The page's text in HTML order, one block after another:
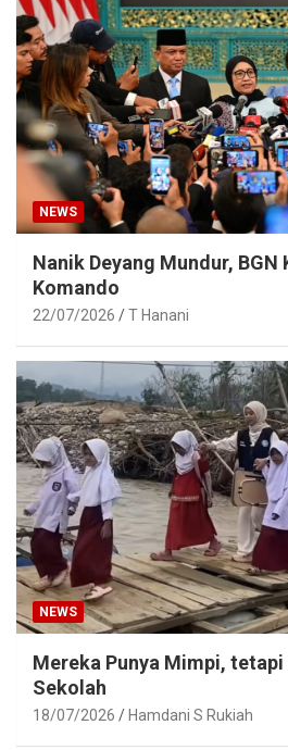
NEWS
Nanik Deyang Mundur,
Komando
22/07/2026 T Hanani
NEWS
Mereka Punya Mimpi, tetapi
Sekolah
18/07/2026 Hamdani S Rukiah